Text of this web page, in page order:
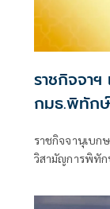
ราชกิจจา
กมธ.พิทัก
ราชกิจจานุเบก
วิสามัญการพิทั